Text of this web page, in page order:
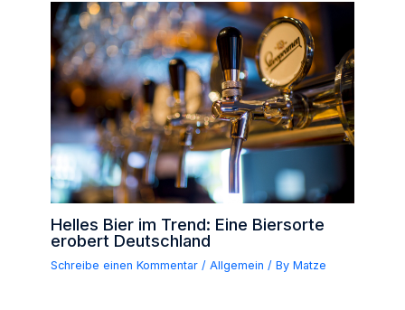
Helles Bier im Trend: Eine Biersorte
erobert Deutschland
Schreibe einen Kommentar /Allgemein / ByMatze